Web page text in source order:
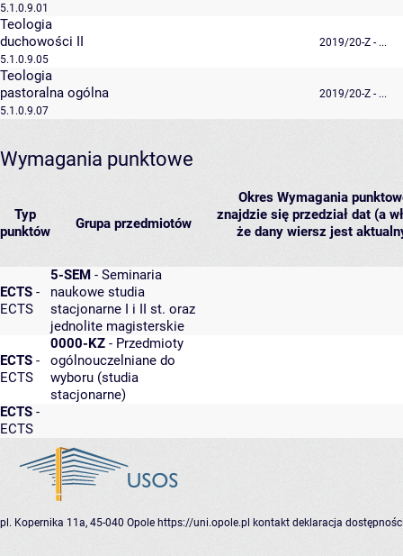
5.1.0.9.01
Teologia
duchowości II
5.1.0.9.05
2019/20-Z - ...
Teologia
pastoralna ogólna
5.1.0.9.07
2019/20-Z - ...
Wymagania punktowe
Typ
punktów
Grupa przedmiotów
Okres Wymagania
znajdzie się przedział dat (a
że dany wiersz jest
ECTS -
ECTS
5-SEM - Seminaria
naukowe studia
stacjonarne I i II st. oraz
jednolite magisterskie
ECTS -
ECTS
0000-KZ - Przedmioty
ogólnouczelniane do
wyboru (studia
stacjonarne)
ECTS -
ECTS
pl. Kopernika 11a, 45-040 Opole https://uni.opole.pl kontakt deklaracja